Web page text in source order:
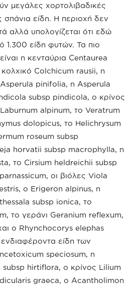
μεγάλες χορτολιβαδικές
σπάνια είδη. Η περιοχή δεν
αλλά υπολογίζεται ότι εδώ
είδη φυτών. Τα πιο
η κενταύρια Centaurea
Colchicum rausii, η
pinifolia, η Asperula
subsp pindicola, ο κρίνος
alpinum, το Veratrum
dolopicus, το Helichrysum
roseum subsp
horvatii subsp macrophylla, η
το Cirsium heldreichii subsp
οι βιόλες Viola
ο Erigeron alpinus, η
subsp ionica, το
το γεράνι Geranium reflexum,
ο Rhynchocorys elephas
είδη των
speciosum, η
hirtiflora, ο κρίνος Lilium
graeca, ο Acantholimon